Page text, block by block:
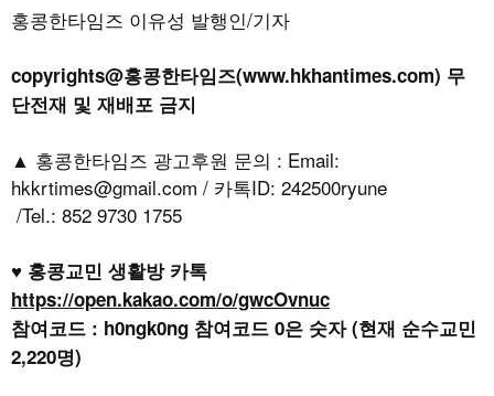
홍콩한타임즈 이유성 발행인/기자
copyrights@홍콩한타임즈(www.hkhantimes.com) 무
단전재 및 재배포 금지
▲ 홍콩한타임즈 광고후원 문의 : Email:
hkkrtimes@gmail.com / 카톡ID: 242500ryune
/Tel.: 852 9730 1755
♥ 홍콩교민 생활방 카톡
https://open.kakao.com/o/gwcOvnuc
참여코드 : h0ngk0ng 참여코드 0은 숫자 (현재 순수교민
2,220명)